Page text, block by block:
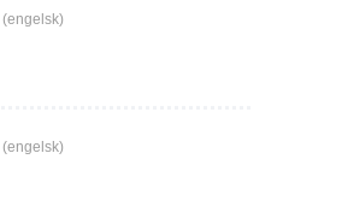
(engelsk)
(engelsk)